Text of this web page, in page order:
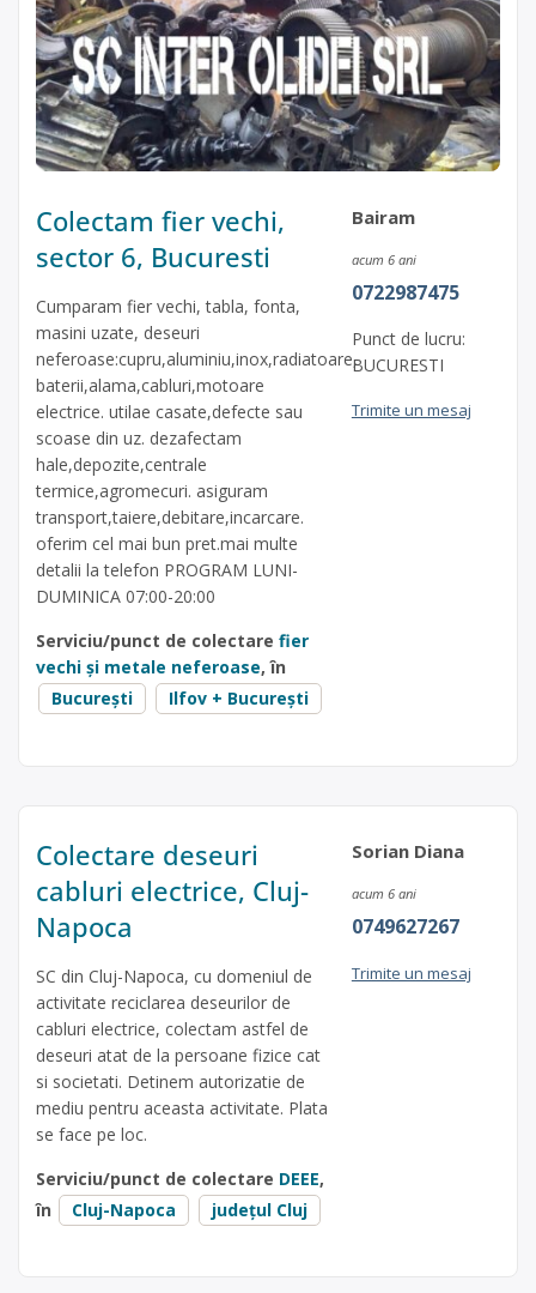
Colectam fier vechi,
sector 6, Bucuresti
Cumparam fier vechi, tabla, fonta,
masini uzate, deseuri
neferoase:cupru,aluminiu,inox,radiatoare,
baterii,alama,cabluri,motoare
electrice. utilae casate,defecte sau
scoase din uz. dezafectam
hale,depozite,centrale
termice,agromecuri. asiguram
transport,taiere,debitare,incarcare.
oferim cel mai bun pret.mai multe
detalii la telefon PROGRAM LUNI-
DUMINICA 07:00-20:00
Serviciu/punct de colectare fier
vechi și metale neferoase, în
București
Ilfov + București
Bairam
acum 6 ani
0722987475
Punct de lucru:
BUCURESTI
Trimite un mesaj
Colectare deseuri
cabluri electrice, Cluj-
Napoca
SC din Cluj-Napoca, cu domeniul de
activitate reciclarea deseurilor de
cabluri electrice, colectam astfel de
deseuri atat de la persoane fizice cat
si societati. Detinem autorizatie de
mediu pentru aceasta activitate. Plata
se face pe loc.
Serviciu/punct de colectare DEEE,
în
Cluj-Napoca județul Cluj
Sorian Diana
acum 6 ani
0749627267
Trimite un mesaj